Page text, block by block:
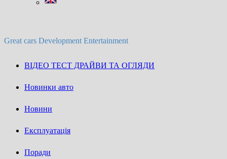
Great cars Development Entertainment
ВІДЕО ТЕСТ ДРАЙВИ ТА ОГЛЯДИ
Новинки авто
Новини
Експлуатація
Поради